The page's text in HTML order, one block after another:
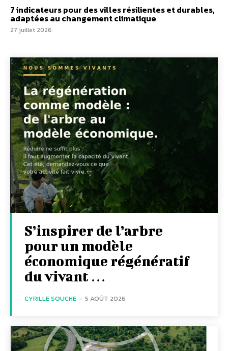
7 indicateurs pour des villes résilientes et durables,
adaptées au changement climatique
27 juillet 2026
S’inspirer de l’arbre
pour un modèle
économique régénératif
du vivant …
CYRILLE SOUCHE - 5 AOÛT 2026